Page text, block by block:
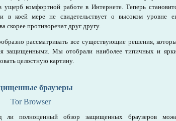
ущерб комфортной работе в Интернете. Теперь
в коей мере не свидетельствует о высоком уровне
скорее противоречат друг другу.
рассматривать все существующие решения,
защищенными. Мы отобрали наиболее типичных и
целостную картину.
браузеры
Tor Browser
ли полноценный обзор защищенных браузеров